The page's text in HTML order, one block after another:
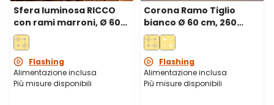
Sfera luminosa RICCO
con rami marroni, Ø 60
cm, 1200 microled
bianco caldo, uso
interno
Flashing
Alimentazione inclusa
Più misure disponibili
Corona Ramo Tiglio
bianco Ø 60 cm, 260
microled bianco caldo,
uso interno
Flashing
Alimentazione inclusa
Più misure disponibili